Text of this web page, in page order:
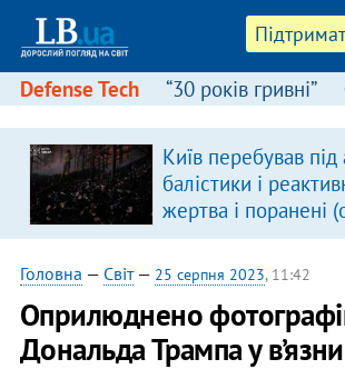
Defense Tech “30 років гривні”
Київ перебував
балістики і
жертва і поранені
Головна — Світ— 25 серпня 2023, 11:42
Оприлюднено
Дональда Трампа у